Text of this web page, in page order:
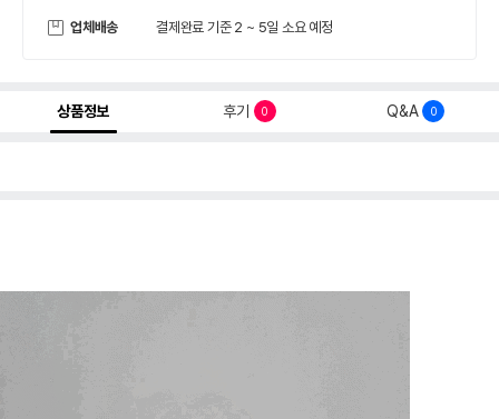
업체배송 결제완료 기준 2 ~ 5일 소요 예정
상품정보 후기 0 Q&A 0